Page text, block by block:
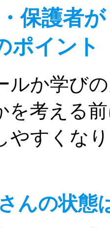
保護者
ポイント
ルか学び
を考える
やすくな
んの状態